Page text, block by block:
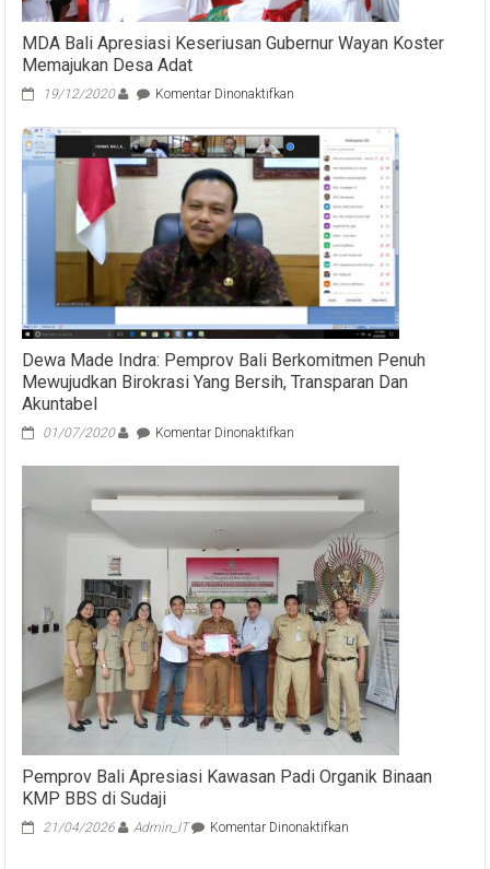
MDA Bali Apresiasi Keseriusan Gubernur Wayan Koster
Memajukan Desa Adat
19/12/2020 Komentar Dinonaktifkan
Bali
Apresiasi
Keseriusan
Gubernur
Wayan
Koster
Memajukan
Desa
Dewa Made Indra: Pemprov Bali Berkomitmen Penuh
Mewujudkan Birokrasi Yang Bersih, Transparan Dan
Akuntabel
01/07/2020 Komentar Dinonaktifkan
Indra:
Pemprov
Berkomitmen
Penuh
Mewujudkan
Birokrasi
Yang
Bersih,
Transparan
Dan
Akuntabel
Pemprov Bali Apresiasi Kawasan Padi Organik Binaan
KMP BBS di Sudaji
21/04/2026 Admin_IT Komentar Dinonaktifkan